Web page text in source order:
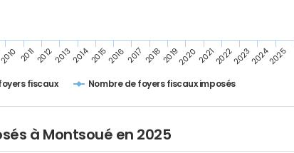
fiscaux Nombre de foyers fiscaux imposés
2010 201120122013201420152016 2017 20182019202020212022202320242025
à Montsoué en 2025